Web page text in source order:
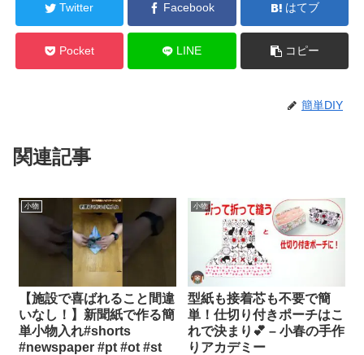
Twitter Facebook はてブ
Pocket LINE コピー
簡単DIY
関連記事
小物
【施設で喜ばれること間違
いなし！】新聞紙で作る簡
単小物入れ#shorts
#newspaper #pt #ot #st
小物
型紙も接着芯も不要で簡
単！仕切り付きポーチはこ
れで決まり💕 – 小春の手作
りアカデミー